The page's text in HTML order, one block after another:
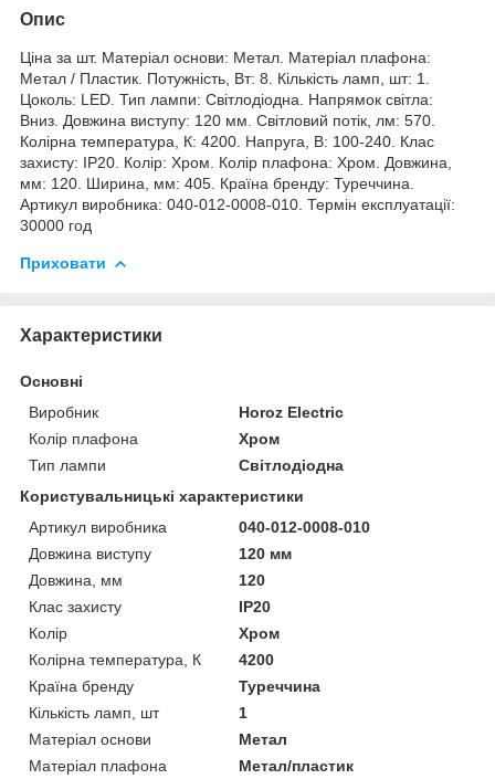
Опис
Ціна за шт. Матеріал основи: Метал. Матеріал плафона:
Метал / Пластик. Потужність, Вт: 8. Кількість ламп, шт: 1.
Цоколь: LED. Тип лампи: Світлодіодна. Напрямок світла:
Вниз. Довжина виступу: 120 мм. Світловий потік, лм: 570.
Колірна температура, К: 4200. Напруга, В: 100-240. Клас
захисту: IP20. Колір: Хром. Колір плафона: Хром. Довжина,
мм: 120. Ширина, мм: 405. Країна бренду: Туреччина.
Артикул виробника: 040-012-0008-010. Термін експлуатації:
30000 год
Приховати
Характеристики
Основні
Виробник
Horoz Electric
Колір плафона
Хром
Тип лампи
Світлодіодна
Користувальницькі характеристики
Артикул виробника
040-012-0008-010
Довжина виступу
120 мм
Довжина, мм
120
Клас захисту
IP20
Колір
Хром
Колірна температура, К
4200
Країна бренду
Туреччина
Кількість ламп, шт
1
Матеріал основи
Метал
Матеріал плафона
Метал/пластик